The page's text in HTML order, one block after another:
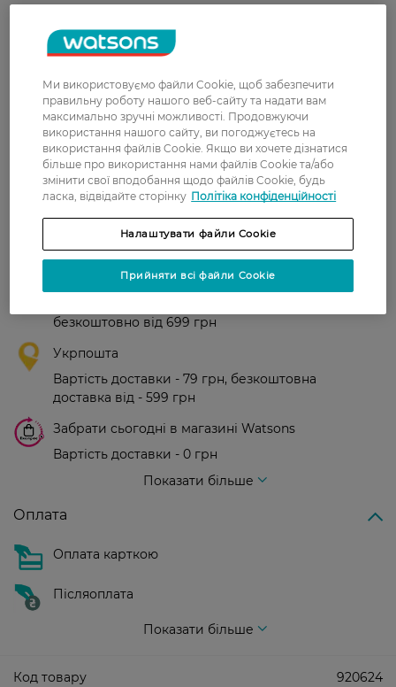
19 травня, 2018
ліфтингу спостерігається )
Олена
17 травня, 2018
Чудовий крем! Добре зволожує
шкіру. Має приємний аромат.
Показати ще
Нова пошта
безкоштовно від 699 грн
Укрпошта
Вартість доставки - 79 грн, безкоштовна
доставка від - 599 грн
Забрати сьогодні в магазині Watsons
Вартість доставки - 0 грн
Показати більше
Оплата
Оплата карткою
Післяоплата
Показати більше
Код товару 920624
Ми використовуємо файли Cookie, щоб забезпечити
правильну роботу нашого веб-сайту та надати вам
максимально зручні можливості. Продовжуючи
використання нашого сайту, ви погоджуєтесь на
використання файлів Cookie. Якщо ви хочете дізнатися
більше про використання нами файлів Cookie та/або
змінити свої вподобання щодо файлів Cookie, будь
ласка, відвідайте сторінку Політіка конфіденційності
Налаштувати файли Cookie
Прийняти всі файли Cookie